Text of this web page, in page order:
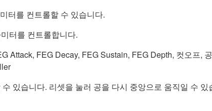
터를 컨트롤할 수 있습니다.
터를 컨트롤합니다.
Attack, FEG Decay, FEG Sustain, FEG Depth, 컷오프,
있습니다. 리셋을 눌러 공을 다시 중앙으로 움직일 수 있